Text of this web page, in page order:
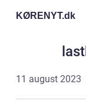
KØRENYT.dk
11 august 2023